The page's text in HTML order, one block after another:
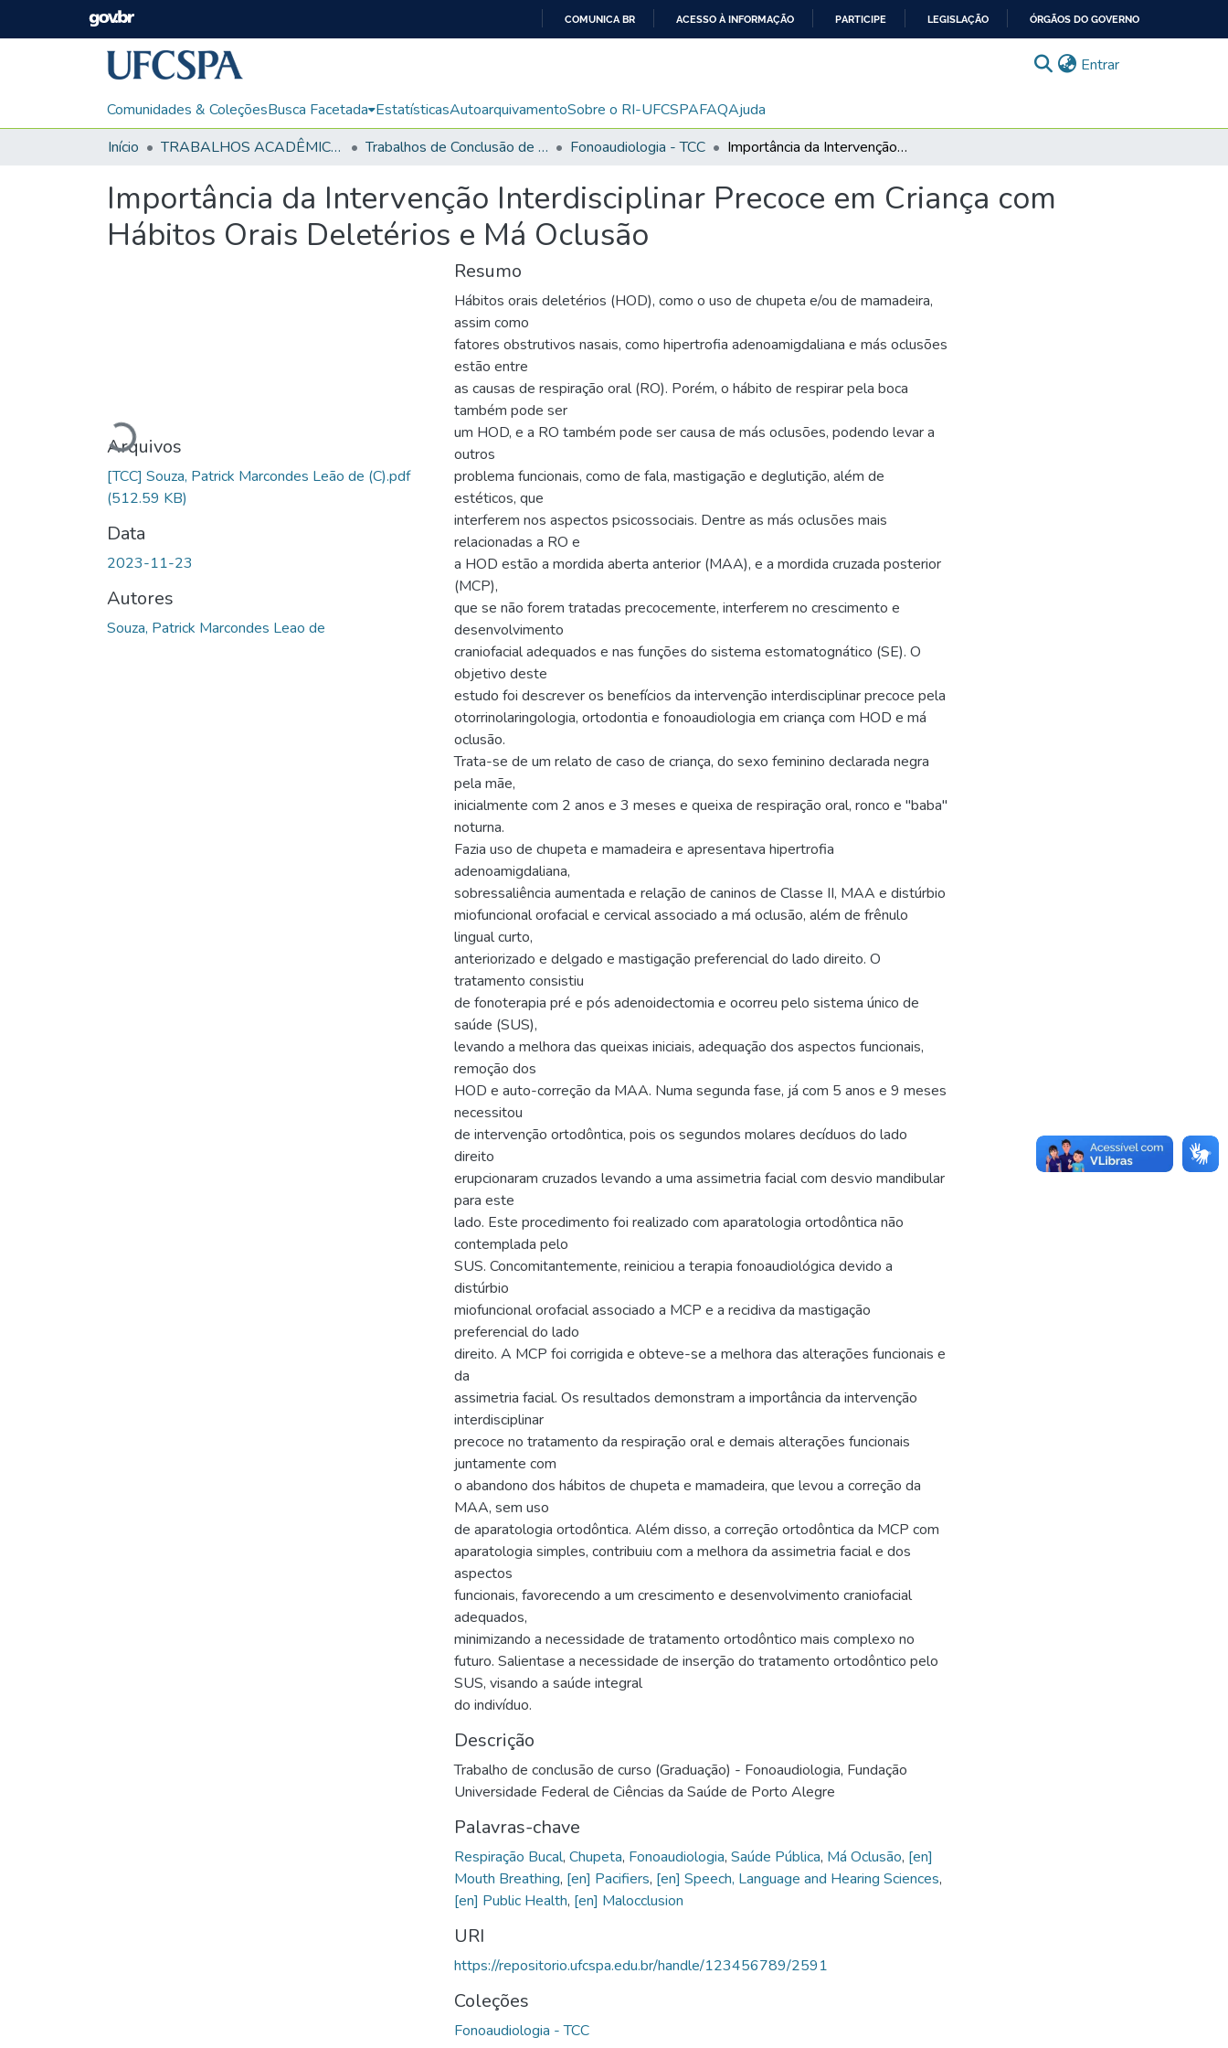
CONTEÚDO
COMUNICA BR ACESSO À INFORMAÇÃO PARTICIPE LEGISLAÇÃO ÓRGÃOS DO GOVERNO
Entrar(current)
Comunidades & ColeçõesBusca Facetada EstatísticasAutoarquivamentoSobre o RI-UFCSPAFAQAjuda
Início
TRABALHOS ACADÊMICOS Trabalhos de Conclusão de Curso de Graduação Fonoaudiologia - TCC Importância da Intervenção Interdisciplinar Precoce em Criança com Hábitos Orais Deletérios e Má Oclusão
Importância da Intervenção Interdisciplinar Precoce em Criança com
Hábitos Orais Deletérios e Má Oclusão
Carregando...
Arquivos
[TCC] Souza, Patrick Marcondes Leão de (C).pdf
(512.59 KB)
Data
2023-11-23
Autores
Souza, Patrick Marcondes Leao de
Resumo
Hábitos orais deletérios (HOD), como o uso de chupeta e/ou de mamadeira,
assim como
fatores obstrutivos nasais, como hipertrofia adenoamigdaliana e más oclusões
estão entre
as causas de respiração oral (RO). Porém, o hábito de respirar pela boca
também pode ser
um HOD, e a RO também pode ser causa de más oclusões, podendo levar a
outros
problema funcionais, como de fala, mastigação e deglutição, além de
estéticos, que
interferem nos aspectos psicossociais. Dentre as más oclusões mais
relacionadas a RO e
a HOD estão a mordida aberta anterior (MAA), e a mordida cruzada posterior
(MCP),
que se não forem tratadas precocemente, interferem no crescimento e
desenvolvimento
craniofacial adequados e nas funções do sistema estomatognático (SE). O
objetivo deste
estudo foi descrever os benefícios da intervenção interdisciplinar precoce pela
otorrinolaringologia, ortodontia e fonoaudiologia em criança com HOD e má
oclusão.
Trata-se de um relato de caso de criança, do sexo feminino declarada negra
pela mãe,
inicialmente com 2 anos e 3 meses e queixa de respiração oral, ronco e "baba"
noturna.
Fazia uso de chupeta e mamadeira e apresentava hipertrofia
adenoamigdaliana,
sobressaliência aumentada e relação de caninos de Classe II, MAA e distúrbio
miofuncional orofacial e cervical associado a má oclusão, além de frênulo
lingual curto,
anteriorizado e delgado e mastigação preferencial do lado direito. O
tratamento consistiu
de fonoterapia pré e pós adenoidectomia e ocorreu pelo sistema único de
saúde (SUS),
levando a melhora das queixas iniciais, adequação dos aspectos funcionais,
remoção dos
HOD e auto-correção da MAA. Numa segunda fase, já com 5 anos e 9 meses
necessitou
de intervenção ortodôntica, pois os segundos molares decíduos do lado
direito
erupcionaram cruzados levando a uma assimetria facial com desvio mandibular
para este
lado. Este procedimento foi realizado com aparatologia ortodôntica não
contemplada pelo
SUS. Concomitantemente, reiniciou a terapia fonoaudiológica devido a
distúrbio
miofuncional orofacial associado a MCP e a recidiva da mastigação
preferencial do lado
direito. A MCP foi corrigida e obteve-se a melhora das alterações funcionais e
da
assimetria facial. Os resultados demonstram a importância da intervenção
interdisciplinar
precoce no tratamento da respiração oral e demais alterações funcionais
juntamente com
o abandono dos hábitos de chupeta e mamadeira, que levou a correção da
MAA, sem uso
de aparatologia ortodôntica. Além disso, a correção ortodôntica da MCP com
aparatologia simples, contribuiu com a melhora da assimetria facial e dos
aspectos
funcionais, favorecendo a um crescimento e desenvolvimento craniofacial
adequados,
minimizando a necessidade de tratamento ortodôntico mais complexo no
futuro. Salientase a necessidade de inserção do tratamento ortodôntico pelo
SUS, visando a saúde integral
do indivíduo.
Descrição
Trabalho de conclusão de curso (Graduação) - Fonoaudiologia, Fundação
Universidade Federal de Ciências da Saúde de Porto Alegre
Palavras-chave
Respiração Bucal, Chupeta, Fonoaudiologia, Saúde Pública, Má Oclusão, [en]
Mouth Breathing, [en] Pacifiers, [en] Speech, Language and Hearing Sciences,
[en] Public Health, [en] Malocclusion
URI
https://repositorio.ufcspa.edu.br/handle/123456789/2591
Coleções
Fonoaudiologia - TCC